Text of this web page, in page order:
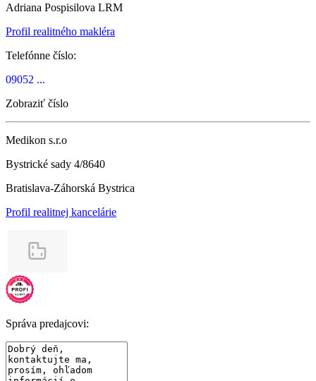
Adriana Pospisilova LRM
Profil realitného makléra
Telefónne číslo:
09052 ...
Zobraziť číslo
Medikon s.r.o
Bystrické sady 4/8640
Bratislava-Záhorská Bystrica
Profil realitnej kancelárie
Správa predajcovi: